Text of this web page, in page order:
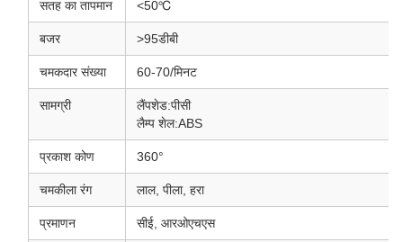
सतह का तापमान <50℃
बजर >95डीबी
चमकदार संख्या 60-70/मिनट
सामग्री
लैंपशेड:पीसी
लैम्प शेल:ABS
प्रकाश कोण 360°
चमकीला रंग लाल, पीला, हरा
प्रमाणन सीई, आरओएचएस